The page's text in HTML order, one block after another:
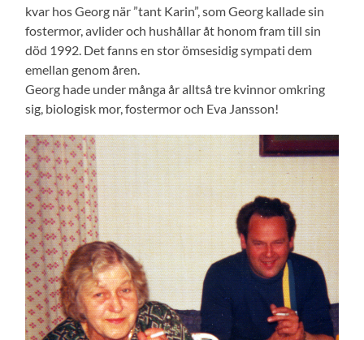
kvar hos Georg när ”tant Karin”, som Georg kallade sin
fostermor, avlider och hushållar åt honom fram till sin
död 1992. Det fanns en stor ömsesidig sympati dem
emellan genom åren.
Georg hade under många år alltså tre kvinnor omkring
sig, biologisk mor, fostermor och Eva Jansson!